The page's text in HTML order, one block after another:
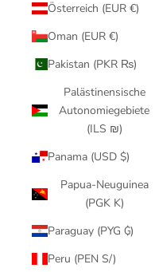
Österreich (EUR €)
Oman (EUR €)
Pakistan (PKR ₨)
Palästinensische
Autonomiegebiete
(ILS ₪)
Panama (USD $)
Papua-Neuguinea
(PGK K)
Paraguay (PYG ₲)
Peru (PEN S/)